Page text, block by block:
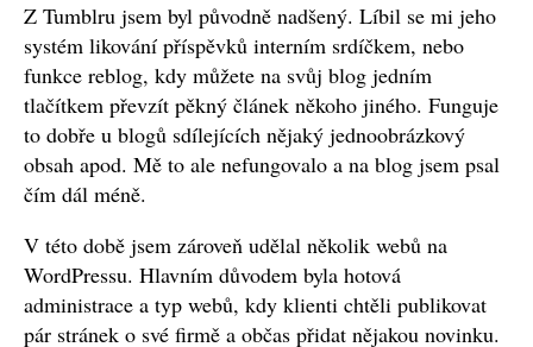
Z Tumblru jsem byl původně nadšený. Líbil se mi jeho
systém likování příspěvků interním srdíčkem, nebo
funkce reblog, kdy můžete na svůj blog jedním
tlačítkem převzít pěkný článek někoho jiného. Funguje
to dobře u blogů sdílejících nějaký jednoobrázkový
obsah apod. Mě to ale nefungovalo a na blog jsem psal
čím dál méně.
V této době jsem zároveň udělal několik webů na
WordPressu. Hlavním důvodem byla hotová
administrace a typ webů, kdy klienti chtěli publikovat
pár stránek o své firmě a občas přidat nějakou novinku.